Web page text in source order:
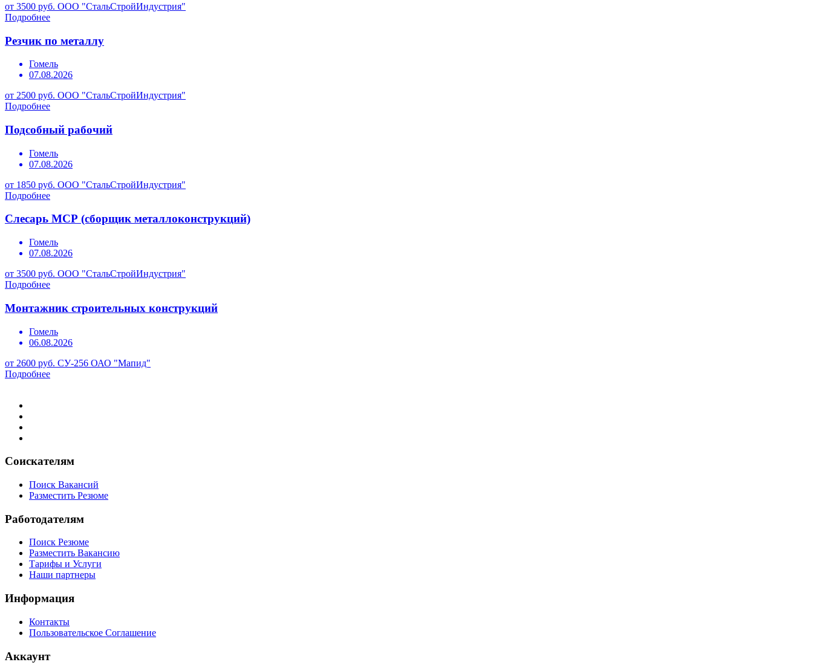
от 3500 руб. ООО "СтальСтройИндустрия"
Подробнее
Резчик по металлу
Гомель
07.08.2026
от 2500 руб. ООО "СтальСтройИндустрия"
Подробнее
Подсобный рабочий
Гомель
07.08.2026
от 1850 руб. ООО "СтальСтройИндустрия"
Подробнее
Слесарь МСР (сборщик металлоконструкций)
Гомель
07.08.2026
от 3500 руб. ООО "СтальСтройИндустрия"
Подробнее
Монтажник строительных конструкций
Гомель
06.08.2026
от 2600 руб. СУ-256 ОАО "Мапид"
Подробнее
Соискателям
Поиск Вакансий
Разместить Резюме
Работодателям
Поиск Резюме
Разместить Вакансию
Тарифы и Услуги
Наши партнеры
Информация
Контакты
Пользовательское Соглашение
Аккаунт